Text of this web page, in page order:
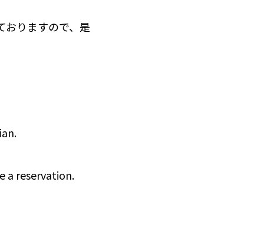
おりますので、是
a reservation.